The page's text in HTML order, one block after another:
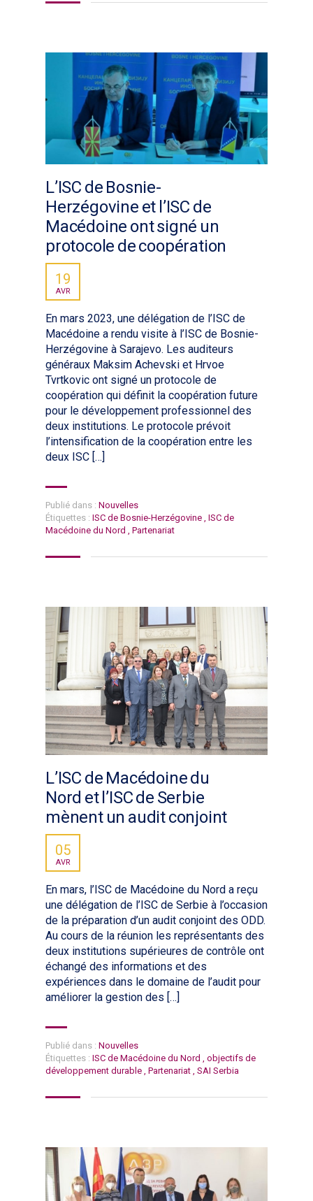
L’ISC de Bosnie-
Herzégovine et l’ISC de
Macédoine ont signé un
protocole de coopération
19
AVR
En mars 2023, une délégation de l’ISC de
Macédoine a rendu visite à l’ISC de Bosnie-
Herzégovine à Sarajevo. Les auditeurs
généraux Maksim Achevski et Hrvoe
Tvrtkovic ont signé un protocole de
coopération qui définit la coopération future
pour le développement professionnel des
deux institutions. Le protocole prévoit
l’intensification de la coopération entre les
deux ISC […]
Publié dans : Nouvelles
Étiquettes : ISC de Bosnie-Herzégovine , ISC de
Macédoine du Nord , Partenariat
L’ISC de Macédoine du
Nord et l’ISC de Serbie
mènent un audit conjoint
05
AVR
En mars, l’ISC de Macédoine du Nord a reçu
une délégation de l’ISC de Serbie à l’occasion
de la préparation d’un audit conjoint des ODD.
Au cours de la réunion les représentants des
deux institutions supérieures de contrôle ont
échangé des informations et des
expériences dans le domaine de l’audit pour
améliorer la gestion des […]
Publié dans : Nouvelles
Étiquettes : ISC de Macédoine du Nord , objectifs de
développement durable , Partenariat , SAI Serbia